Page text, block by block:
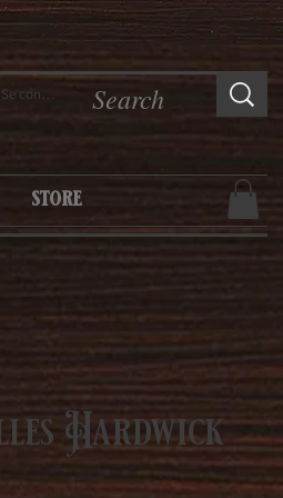
store
Se connecter
Hardwick